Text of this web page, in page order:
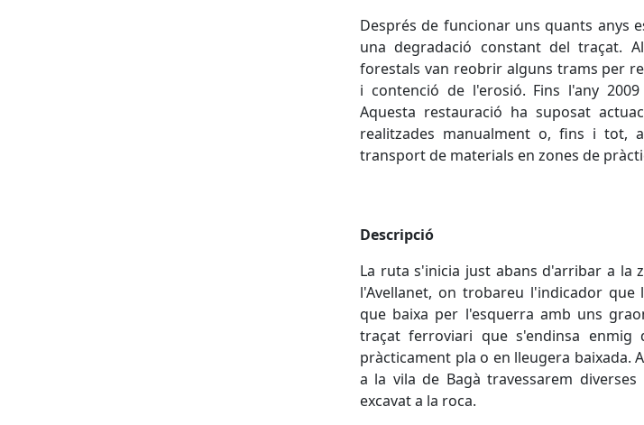
Després de funcionar uns quants anys
una degradació constant del traçat.
forestals van reobrir alguns trams per
i contenció de l'erosió. Fins l'any
Aquesta restauració ha suposat
realitzades manualment o, fins i tot,
transport de materials en zones de
Descripció
La ruta s'inicia just abans d'arribar a la
l'Avellanet, on trobareu l'indicador que
que baixa per l'esquerra amb uns
traçat ferroviari que s'endinsa enmig
pràcticament pla o en lleugera baixada.
a la vila de Bagà travessarem
excavat a la roca.